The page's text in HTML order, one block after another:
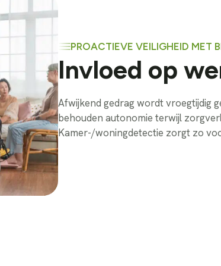
PROACTIEVE VEILIGHEID MET
Invloed op
Afwijkend gedrag wordt vroegtijdig
behouden autonomie terwijl
Kamer-/woningdetectie zorgt zo